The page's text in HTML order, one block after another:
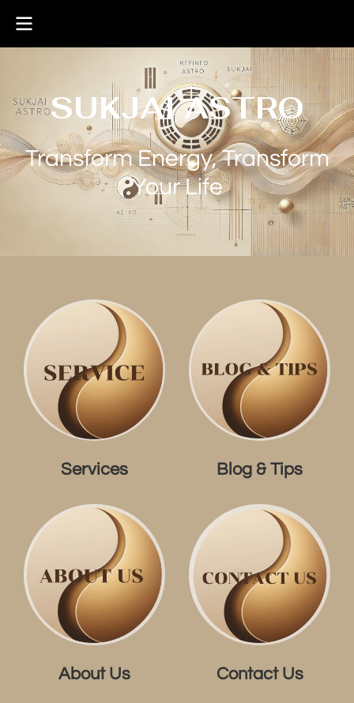
SUKJAI ASTRO
Transform Energy, Transform
Your Life
Services Blog & Tips
About Us Contact Us